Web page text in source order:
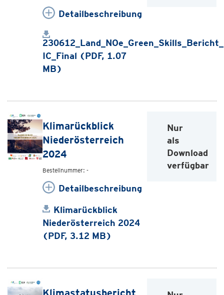
Detailbeschreibung
IC_Final (PDF, 1.07
MB)
Klimarückblick
Niederösterreich
2024
Bestellnummer: -
Detailbeschreibung
Klimarückblick
Niederösterreich 2024
(PDF, 3.12 MB)
Nur
als
Download
verfügbar